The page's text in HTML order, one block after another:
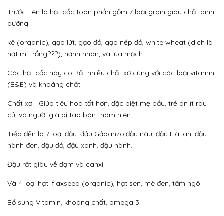
Trước tiên là hạt cốc toàn phần gồm 7 loại grain giàu chất dinh
dưỡng:
kê (organic), gạo lứt, gạo đỏ, gạo nếp đỏ, white wheat (dịch là
hạt mì trắng???), hạnh nhân, và lúa mạch.
Các hạt cốc này có Rất nhiều chất xơ cùng với các loại vitamin
(B&E) và khoáng chất.
Chất xơ - Giúp tiêu hoá tốt hơn, đặc biệt mẹ bầu, trẻ an ít rau
củ, và người già bị táo bón thâm niên.
Tiếp đến là 7 loại đậu: đậu Gảbanzo,đậu nâu, đậu Hà lan, đậu
nành đen, đậu đỏ, đậu xanh, đậu nành.
Đậu rất giàu về đạm và canxi
Và 4 loại hạt: flaxseed (organic), hạt sen, mè đen, tấm ngô
Bổ sung Vitamin, khoáng chất, omega 3